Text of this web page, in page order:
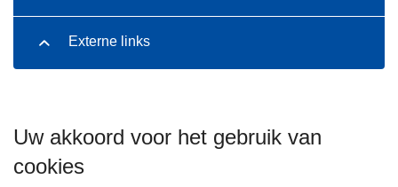
Externe links
Uw akkoord voor het gebruik van
cookies